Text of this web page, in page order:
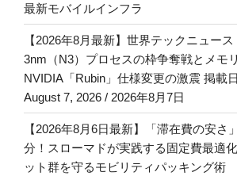
最新モバイルインフラ
【2026年8月最新】世界テックニュー
3nm（N3）プロセスの枠争奪戦とメモ
NVIDIA「Rubin」仕様変更の激震 掲載
August 7, 2026 / 2026年8月7日
【2026年8月6日最新】「滞在費の安さ
分！スローマドが実践する固定費最適
ット群を守るモビリティパッキング術